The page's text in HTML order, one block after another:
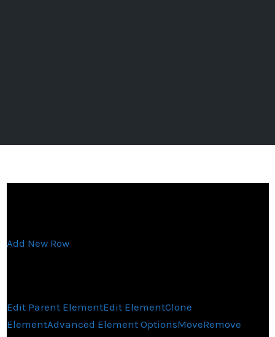
Add New Row
Edit Parent ElementEdit ElementClone
ElementAdvanced Element OptionsMoveRemove